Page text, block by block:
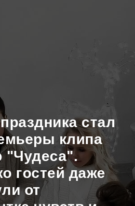
стал
клипа
"Чудеса".
гостей даже
от